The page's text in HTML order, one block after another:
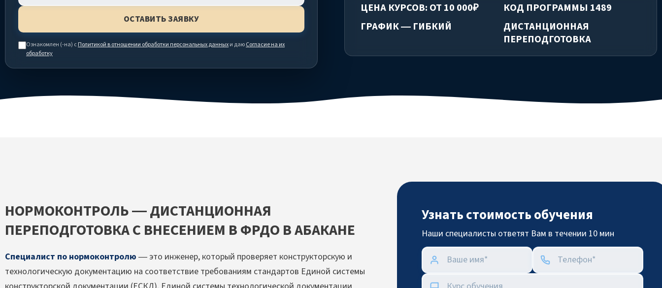
Ознакомлен (-на) сПолитикой в отношении обработки персональных данныхи даюСогласие на их
обработку
ЦЕНА КУРСОВ: ОТ 10 000₽
КОД ПРОГРАММЫ 1489
ГРАФИК — ГИБКИЙ
ДИСТАНЦИОННАЯ
ПЕРЕПОДГОТОВКА
НОРМОКОНТРОЛЬ — ДИСТАНЦИОННАЯ
ПЕРЕПОДГОТОВКА С ВНЕСЕНИЕМ В ФРДО В АБАКАНЕ
Специалист по нормоконтролю — это инженер, который проверяет конструкторскую и
технологическую документацию на соответствие требованиям стандартов Единой системы
Узнать стоимость обучения
Наши специалисты ответят Вам в течении 10 мин